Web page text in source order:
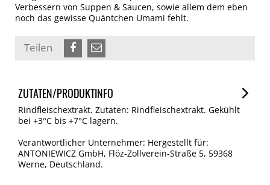
Verbessern von Suppen & Saucen, sowie allem dem eben
noch das gewisse Quäntchen Umami fehlt.
Teilen
ZUTATEN/PRODUKTINFO
Rindfleischextrakt. Zutaten: Rindfleischextrakt. Gekühlt
bei +3°C bis +7°C lagern.
Verantwortlicher Unternehmer: Hergestellt für:
ANTONIEWICZ GmbH, Flöz-Zollverein-Straße 5, 59368
Werne, Deutschland.